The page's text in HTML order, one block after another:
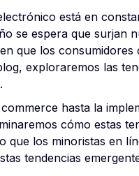
está en
se espera que surjan
que los
exploraremos las
hasta la
cómo estas
que los minoristas en
tendencias